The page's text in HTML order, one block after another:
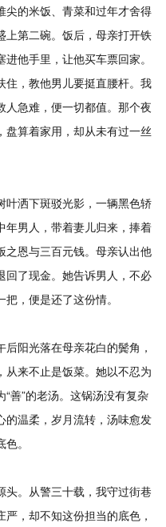
尖的米饭、青菜和过年才舍得
上第二碗。饭后，母亲打开铁
他手里，让他买车票回家。
住，教他男儿要挺直腰杆。我
急难，便一切都值。那个夜
算着家用，却从未有过一丝
叶洒下斑驳光影，一辆黑色轿
年男人，带着妻儿归来，捧着
之恩与三百元钱。母亲认出他
回了现金。她告诉男人，不必
，便是还了这份情。
阳光落在母亲花白的鬓角，
来不止是饭菜。她以不忍为
善”的老汤。这锅汤没有复杂
的温柔，岁月流转，汤味愈发
。
。从警三十载，我守过街巷
，却不知这份担当的底色，